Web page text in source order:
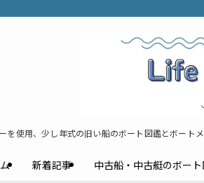
を使用、少し年式の旧い船のボート図鑑とボー
新着記事 中古船・中古艇のボー